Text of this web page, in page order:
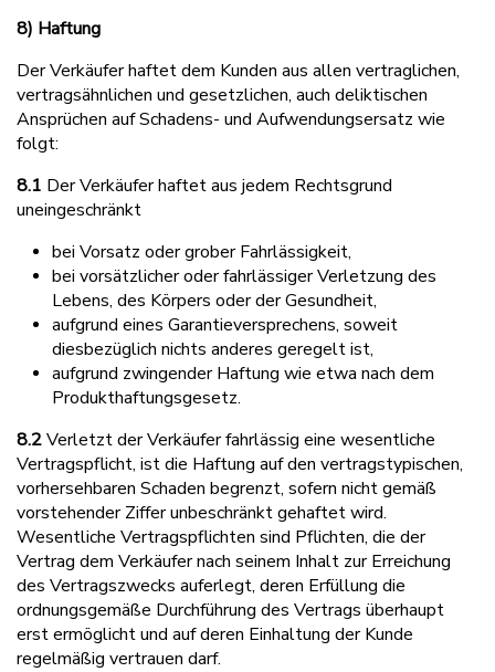
8) Haftung
Der Verkäufer haftet dem Kunden aus allen vertraglichen,
vertragsähnlichen und gesetzlichen, auch deliktischen
Ansprüchen auf Schadens- und Aufwendungsersatz wie
folgt:
8.1 Der Verkäufer haftet aus jedem Rechtsgrund
uneingeschränkt
bei Vorsatz oder grober Fahrlässigkeit,
bei vorsätzlicher oder fahrlässiger Verletzung des
Lebens, des Körpers oder der Gesundheit,
aufgrund eines Garantieversprechens, soweit
diesbezüglich nichts anderes geregelt ist,
aufgrund zwingender Haftung wie etwa nach dem
Produkthaftungsgesetz.
8.2Verletzt der Verkäufer fahrlässig eine wesentliche
Vertragspflicht, ist die Haftung auf den vertragstypischen,
vorhersehbaren Schaden begrenzt, sofern nicht gemäß
vorstehender Ziffer unbeschränkt gehaftet wird.
Wesentliche Vertragspflichten sind Pflichten, die der
Vertrag dem Verkäufer nach seinem Inhalt zur Erreichung
des Vertragszwecks auferlegt, deren Erfüllung die
ordnungsgemäße Durchführung des Vertrags überhaupt
erst ermöglicht und auf deren Einhaltung der Kunde
regelmäßig vertrauen darf.